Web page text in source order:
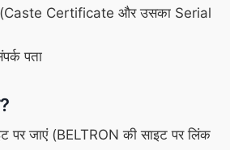
(Caste Certificate और उसका Serial
पता
पर जाएं (BELTRON की साइट पर लिंक